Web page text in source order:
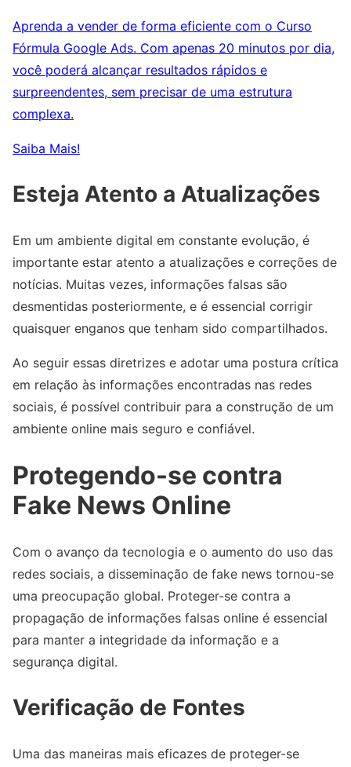
Aprenda a vender de forma eficiente com o Curso
Fórmula Google Ads. Com apenas 20 minutos por dia,
você poderá alcançar resultados rápidos e
surpreendentes, sem precisar de uma estrutura
complexa.
Saiba Mais!
Esteja Atento a Atualizações
Em um ambiente digital em constante evolução, é
importante estar atento a atualizações e correções de
notícias. Muitas vezes, informações falsas são
desmentidas posteriormente, e é essencial corrigir
quaisquer enganos que tenham sido compartilhados.
Ao seguir essas diretrizes e adotar uma postura crítica
em relação às informações encontradas nas redes
sociais, é possível contribuir para a construção de um
ambiente online mais seguro e confiável.
Protegendo-se contra
Fake News Online
Com o avanço da tecnologia e o aumento do uso das
redes sociais, a disseminação de fake news tornou-se
uma preocupação global. Proteger-se contra a
propagação de informações falsas online é essencial
para manter a integridade da informação e a
segurança digital.
Verificação de Fontes
Uma das maneiras mais eficazes de proteger-se